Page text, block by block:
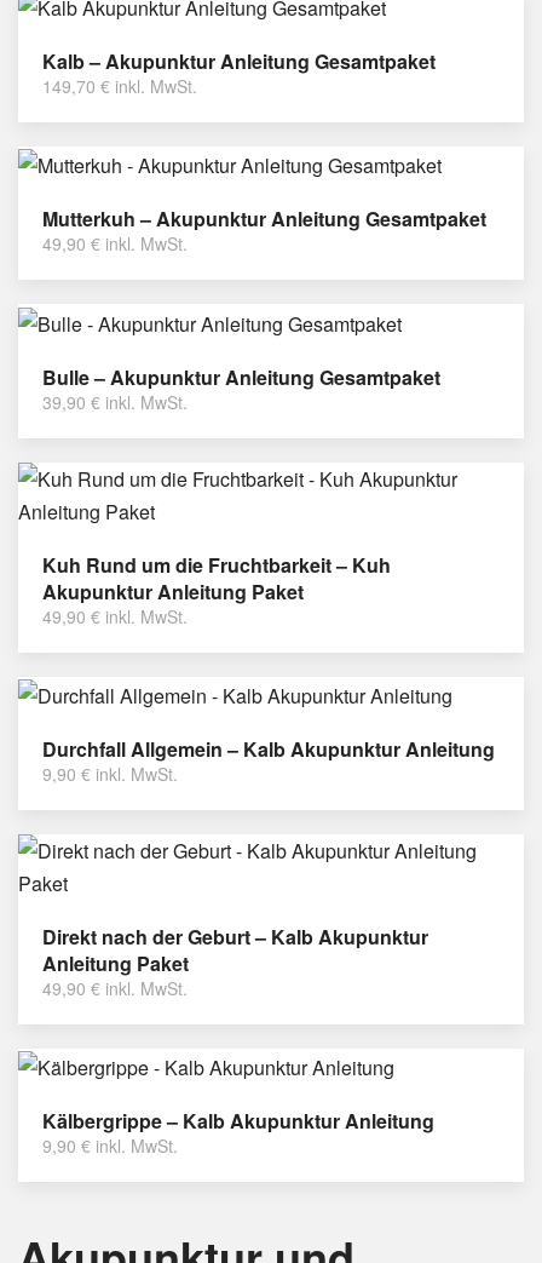
Kalb – Akupunktur Anleitung Gesamtpaket
149,70 € inkl. MwSt.
Mutterkuh – Akupunktur Anleitung Gesamtpaket
49,90 € inkl. MwSt.
Bulle – Akupunktur Anleitung Gesamtpaket
39,90 € inkl. MwSt.
Kuh Rund um die Fruchtbarkeit – Kuh
Akupunktur Anleitung Paket
49,90 € inkl. MwSt.
Durchfall Allgemein – Kalb Akupunktur Anleitung
9,90 € inkl. MwSt.
Direkt nach der Geburt – Kalb Akupunktur
Anleitung Paket
49,90 € inkl. MwSt.
Kälbergrippe – Kalb Akupunktur Anleitung
9,90 € inkl. MwSt.